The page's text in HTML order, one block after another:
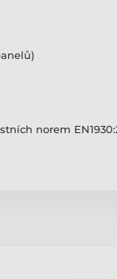
norem